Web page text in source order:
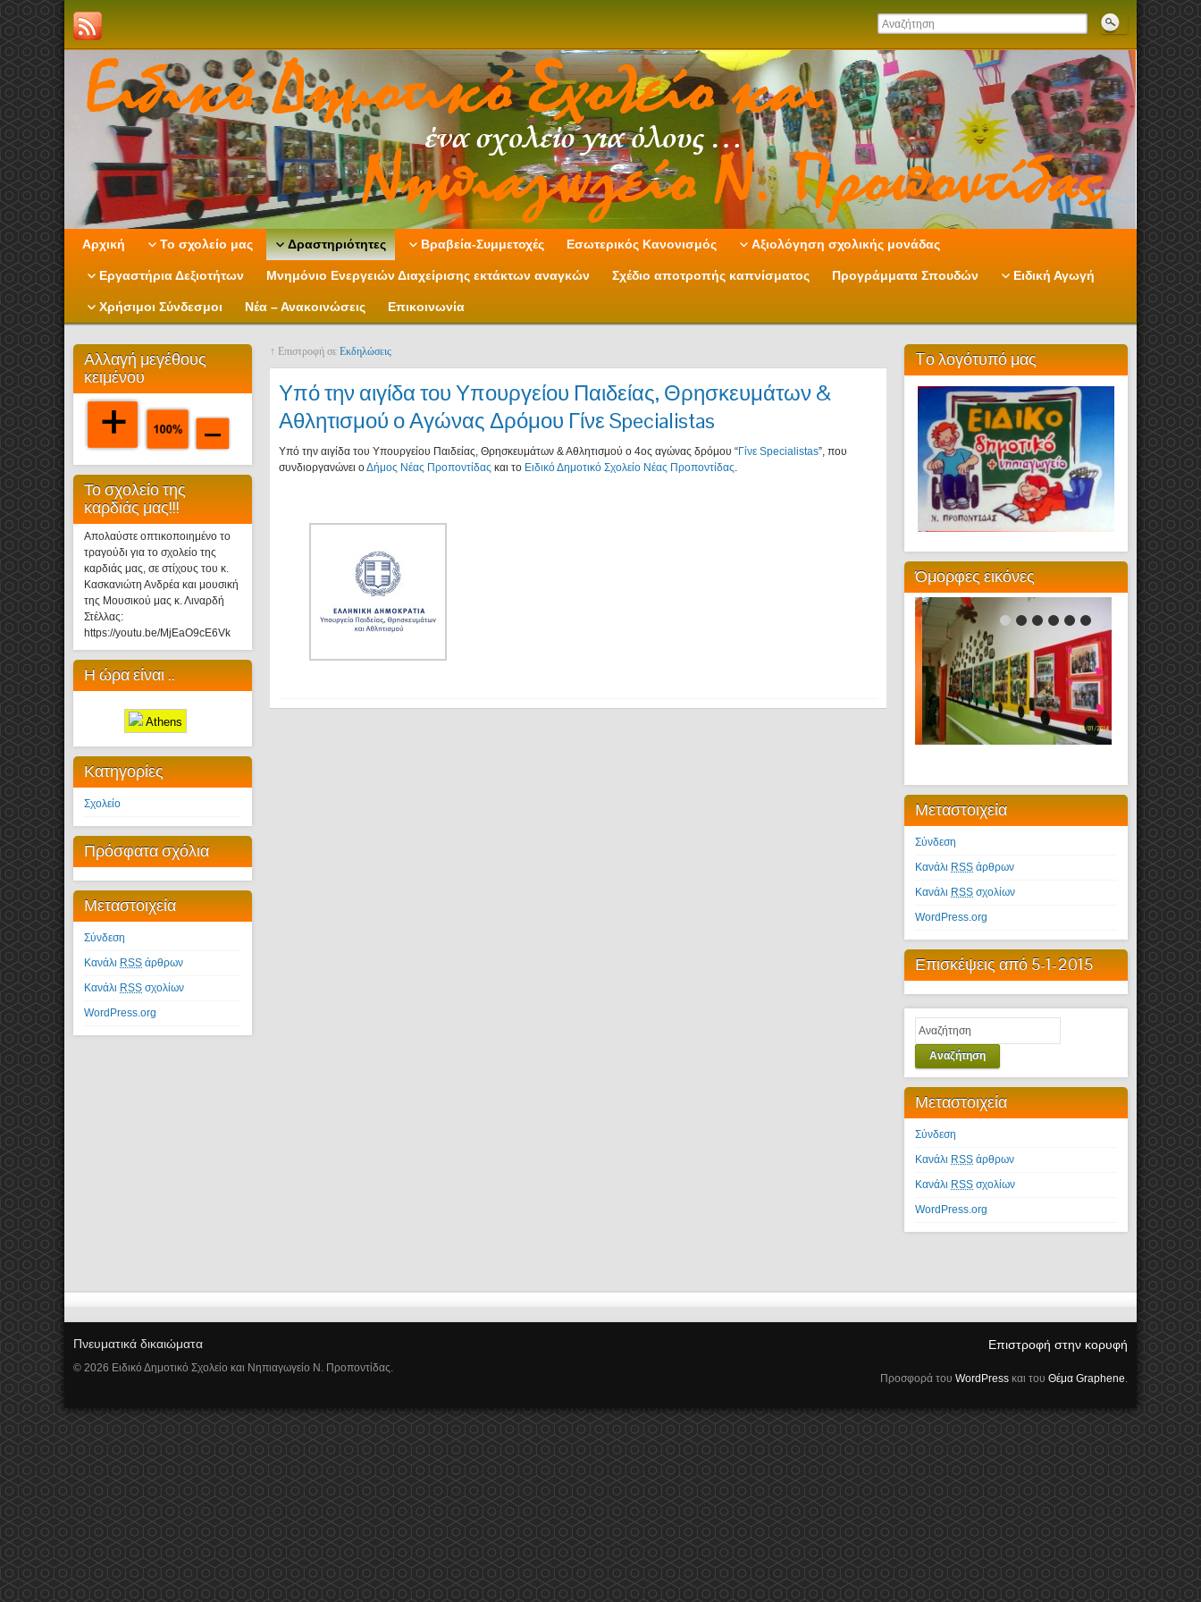
Αρχική Το σχολείο μας Δραστηριότητες Βραβεία-Συμμετοχές Εσωτερικός Κανονισμός Αξιολόγηση σχολικής μονάδας
Εργαστήρια Δεξιοτήτων Μνημόνιο Ενεργειών Διαχείρισης εκτάκτων αναγκών Σχέδιο αποτροπής καπνίσματος Προγράμματα Σπουδών Ειδική Αγωγή
Χρήσιμοι Σύνδεσμοι Νέα – Ανακοινώσεις Επικοινωνία
Αλλαγή μεγέθους
κειμένου
Το σχολείο της
καρδιάς μας!!!
Απολαύστε οπτικοποιημένο το
τραγούδι για το σχολείο της
καρδιάς μας, σε στίχους του κ.
Κασκανιώτη Ανδρέα και μουσική
της Μουσικού μας κ. Λιναρδή
Στέλλας:
https://youtu.be/MjEaO9cE6Vk
Η ώρα είναι ..
Athens
Κατηγορίες
Σχολείο
Πρόσφατα σχόλια
Μεταστοιχεία
Σύνδεση
Κανάλι RSS άρθρων
Κανάλι RSS σχολίων
WordPress.org
↑ Επιστροφή σε Εκδηλώσεις
Υπό την αιγίδα του Υπουργείου Παιδείας, Θρησκευμάτων &
Αθλητισμού ο Αγώνας Δρόμου Γίνε Specialistas
Υπό την αιγίδα του Υπουργείου Παιδείας, Θρησκευμάτων & Αθλητισμού ο 4ος αγώνας δρόμου “Γίνε Specialistas”, που
συνδιοργανώνει οΔήμος Νέας Προποντίδας και το Ειδικό Δημοτικό Σχολείο Νέας Προποντίδας.
Tο λογότυπό μας
Όμορφες εικόνες
Μεταστοιχεία
Σύνδεση
Κανάλι RSS άρθρων
Κανάλι RSS σχολίων
WordPress.org
Επισκέψεις από 5-1-2015
Αναζήτηση
Μεταστοιχεία
Σύνδεση
Κανάλι RSS άρθρων
Κανάλι RSS σχολίων
WordPress.org
Πνευματικά δικαιώματα
© 2026 Ειδικό Δημοτικό Σχολείο και Νηπιαγωγείο Ν. Προποντίδας.
Επιστροφή στην κορυφή
Προσφορά του WordPress και του Θέμα Graphene.